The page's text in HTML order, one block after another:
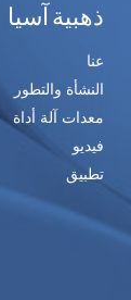
ذهبية آسيا
عنا
النشأة والتطور
معدات آلة أداة
فيديو
تطبيق